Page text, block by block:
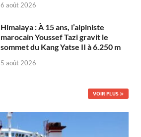
6 août 2026
Himalaya : À 15 ans, l’alpiniste
marocain Youssef Tazi gravit le
sommet du Kang Yatse II à 6.250 m
5 août 2026
VOIR PLUS